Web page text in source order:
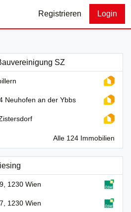
Registrieren Login
SZ
Neuhofen an der Ybbs
Alle 124 Immobilien
1230 Wien
1230 Wien